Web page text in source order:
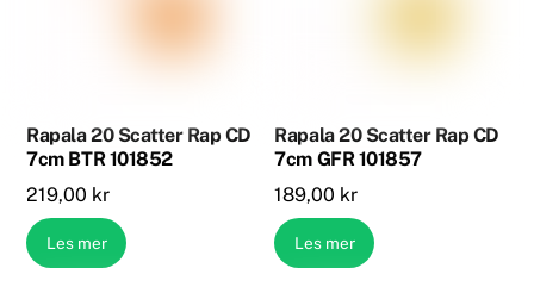
Rapala 20 Scatter Rap CD
7cm BTR 101852
219,00 kr
Les mer
Rapala 20 Scatter Rap CD
7cm GFR 101857
189,00 kr
Les mer